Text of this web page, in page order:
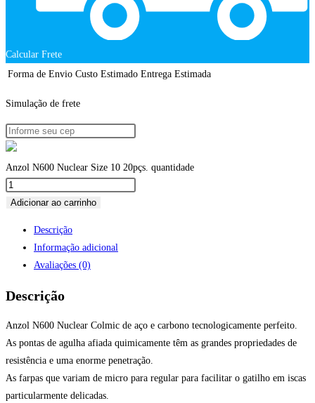
Calcular Frete
Forma de Envio Custo Estimado Entrega Estimada
Simulação de frete
Anzol N600 Nuclear Size 10 20pçs. quantidade
Adicionar ao carrinho
Descrição
Informação adicional
Avaliações (0)
Descrição
Anzol N600 Nuclear Colmic de aço e carbono tecnologicamente perfeito.
As pontas de agulha afiada quimicamente têm as grandes propriedades de
resistência e uma enorme penetração.
As farpas que variam de micro para regular para facilitar o gatilho em iscas
particularmente delicadas.